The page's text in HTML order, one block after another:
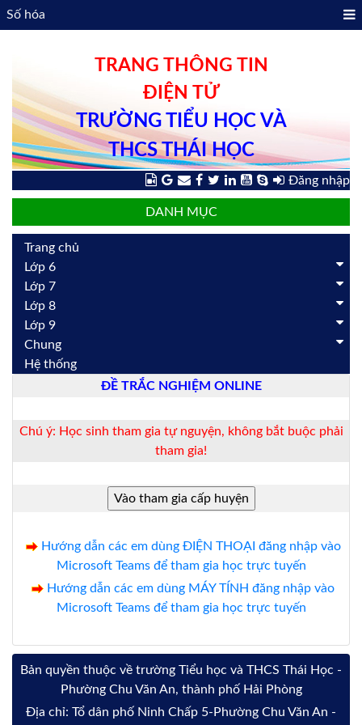
Số hóa
TRANG THÔNG TIN
ĐIỆN TỬ
TRƯỜNG TIỂU HỌC VÀ
THCS THÁI HỌC
Đăng nhập
DANH MỤC
Trang chủ
Lớp 6
Lớp 7
Lớp 8
Lớp 9
Chung
Hệ thống
ĐỀ TRẮC NGHIỆM ONLINE
Chú ý: Học sinh tham gia tự nguyện, không bắt buộc phải
tham gia!
Hướng dẫn các em dùng ĐIỆN THOẠI đăng nhập vào
Microsoft Teams để tham gia học trực tuyến
Hướng dẫn các em dùng MÁY TÍNH đăng nhập vào
Microsoft Teams để tham gia học trực tuyến
Bản quyền thuộc về trường Tiểu học và THCS Thái Học -
Phường Chu Văn An, thành phố Hải Phòng
Địa chỉ: Tổ dân phố Ninh Chấp 5-Phường Chu Văn An -